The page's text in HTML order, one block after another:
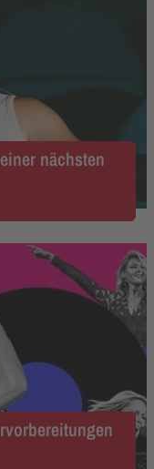
nächsten